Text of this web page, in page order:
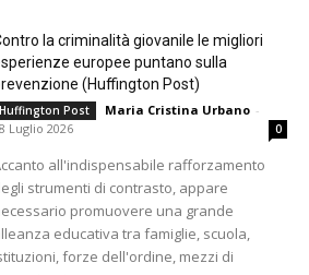
la criminalità giovanile le migliori
europee puntano sulla
(Huffington Post)
Huffington Post Maria Cristina Urbano -
Luglio 2026
0
all'indispensabile rafforzamento
strumenti di contrasto, appare
promuovere una grande
educativa tra famiglie, scuola,
forze dell'ordine, mezzi di